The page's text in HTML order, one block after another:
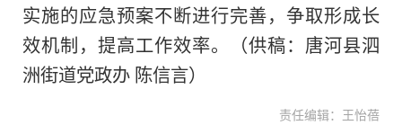
实施的应急预案不断进行完善，争取形成长
效机制，提高工作效率。（供稿：唐河县泗
洲街道党政办 陈信言）
责任编辑：王怡蓓